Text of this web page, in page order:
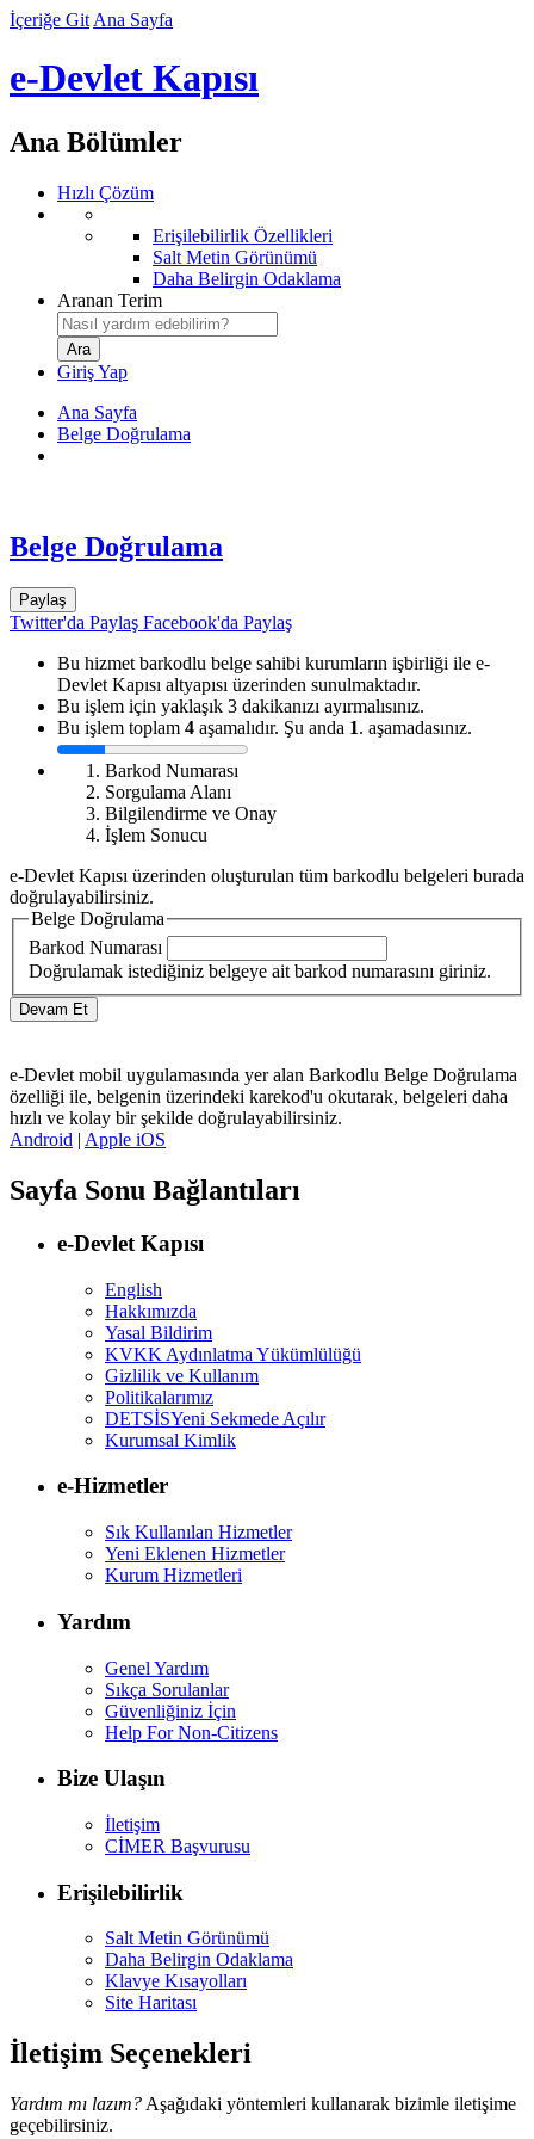
İçeriğe Git Ana Sayfa
e-Devlet Kapısı
Ana Bölümler
Hızlı Çözüm
Erişilebilirlik Özellikleri
Salt Metin Görünümü
Daha Belirgin Odaklama
Aranan Terim
Giriş Yap
Ana Sayfa
Belge Doğrulama
Belge Doğrulama
Paylaş
Twitter'da Paylaş Facebook'da Paylaş
Bu hizmet barkodlu belge sahibi kurumların işbirliği ile e-
Devlet Kapısı altyapısı üzerinden sunulmaktadır.
Bu işlem için yaklaşık 3 dakikanızı ayırmalısınız.
Bu işlem toplam 4 aşamalıdır. Şu anda 1. aşamadasınız.
Barkod Numarası
Sorgulama Alanı
Bilgilendirme ve Onay
İşlem Sonucu
e-Devlet Kapısı üzerinden oluşturulan tüm barkodlu belgeleri burada
doğrulayabilirsiniz.
Belge Doğrulama
Barkod Numarası
Doğrulamak istediğiniz belgeye ait barkod numarasını giriniz.
e-Devlet mobil uygulamasında yer alan Barkodlu Belge Doğrulama
özelliği ile, belgenin üzerindeki karekod'u okutarak, belgeleri daha
hızlı ve kolay bir şekilde doğrulayabilirsiniz.
Android | Apple iOS
Sayfa Sonu Bağlantıları
e-Devlet Kapısı
English
Hakkımızda
Yasal Bildirim
KVKK Aydınlatma Yükümlülüğü
Gizlilik ve Kullanım
Politikalarımız
DETSİSYeni Sekmede Açılır
Kurumsal Kimlik
e-Hizmetler
Sık Kullanılan Hizmetler
Yeni Eklenen Hizmetler
Kurum Hizmetleri
Yardım
Genel Yardım
Sıkça Sorulanlar
Güvenliğiniz İçin
Help For Non-Citizens
Bize Ulaşın
İletişim
CİMER Başvurusu
Erişilebilirlik
Salt Metin Görünümü
Daha Belirgin Odaklama
Klavye Kısayolları
Site Haritası
İletişim Seçenekleri
Yardım mı lazım? Aşağıdaki yöntemleri kullanarak bizimle iletişime
geçebilirsiniz.